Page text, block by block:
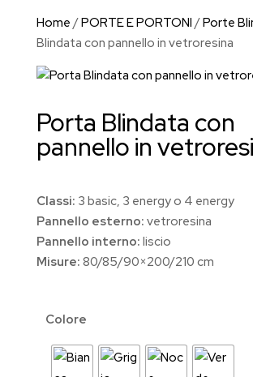
Home /PORTE E PORTONI /Porte
Blindata con pannello in vetroresina
Porta Blindata con
pannello in
Classi: 3 basic, 3 energy o 4 energy
Pannello esterno: vetroresina
Pannello interno: liscio
Misure: 80/85/90×200/210 cm
Colore